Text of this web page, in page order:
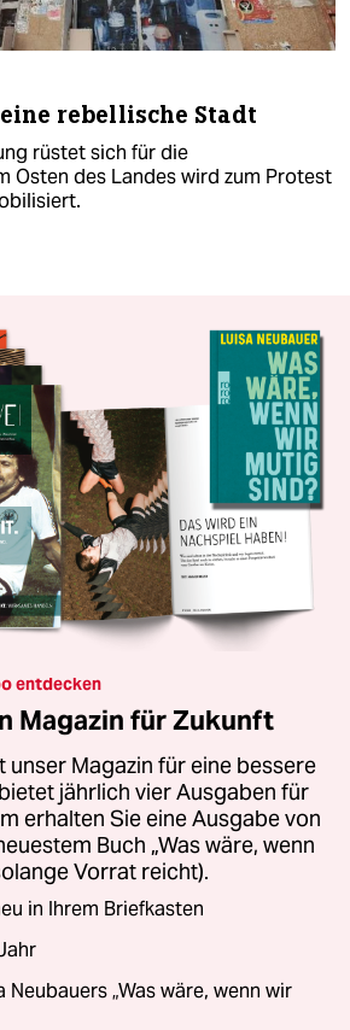
rebellische Stadt
rüstet sich für die
Osten des Landes wird zum Protest
entdecken
Magazin für Zukunft
unser Magazin für eine bessere
jährlich vier Ausgaben für
erhalten Sie eine Ausgabe von
Buch „Was wäre, wenn
Vorrat reicht).
in Ihrem Briefkasten
Neubauers „Was wäre, wenn wir